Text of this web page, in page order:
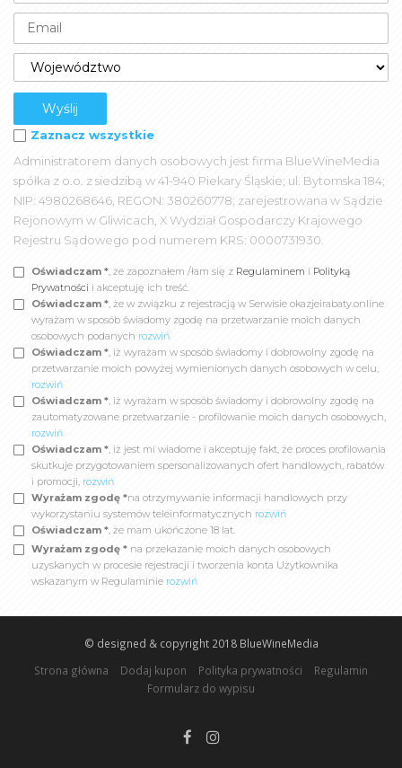
Zaznacz wszystkie
Administratorem danych osobowych jest firma BlueWineMedia
spółka z o.o. z siedzibą w 41-940 Piekary Śląskie; ul. Bytomska 184;
NIP: 4980268646, REGON: 380260778; zarejestrowana w Sądzie
Rejonowym w Gliwicach, X Wydział Gospodarczy Krajowego
Rejestru Sądowego pod numerem KRS: 0000731930.
Oświadczam *, że zapoznałem /łam się z Regulaminem i Polityką
Prywatności i akceptuję ich treść.
Oświadczam *, że w związku z rejestracją w Serwisie okazjeirabaty.online
wyrażam w sposób świadomy zgodę na przetwarzanie moich danych
osobowych podanych rozwiń
Oświadczam *, iż wyrażam w sposób świadomy i dobrowolny zgodę na
przetwarzanie moich powyżej wymienionych danych osobowych w celu,
rozwiń
Oświadczam *, iż wyrażam w sposób świadomy i dobrowolny zgodę na
zautomatyzowane przetwarzanie - profilowanie moich danych osobowych,
rozwiń
Oświadczam *, iż jest mi wiadome i akceptuję fakt, że proces profilowania
skutkuje przygotowaniem spersonalizowanych ofert handlowych, rabatów
i promocji, rozwiń
Wyrażam zgodę *na otrzymywanie informacji handlowych przy
wykorzystaniu systemów teleinformatycznych rozwiń
Oświadczam *, że mam ukończone 18 lat.
Wyrażam zgodę * na przekazanie moich danych osobowych
uzyskanych w procesie rejestracji i tworzenia konta Użytkownika
wskazanym w Regulaminie rozwiń
© designed & copyright 2018 BlueWineMedia
Strona główna
Dodaj kupon Polityka prywatności
Regulamin
Formularz do wypisu